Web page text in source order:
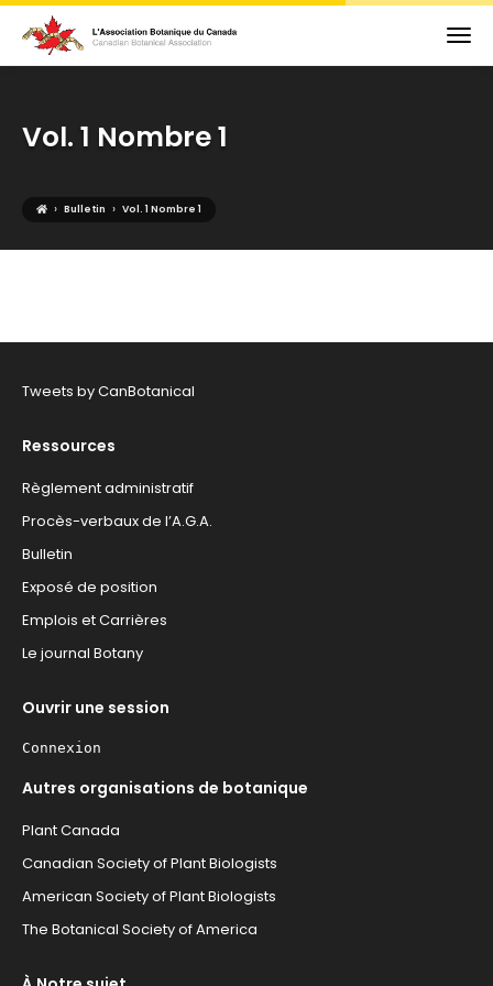
Vol. 1 Nombre 1
› Bulletin › Vol. 1 Nombre 1
Tweets by CanBotanical
Ressources
Règlement administratif
Procès-verbaux de l’A.G.A.
Bulletin
Exposé de position
Emplois et Carrières
Le journal Botany
Ouvrir une session
Connexion
Autres organisations de botanique
Plant Canada
Canadian Society of Plant Biologists
American Society of Plant Biologists
The Botanical Society of America